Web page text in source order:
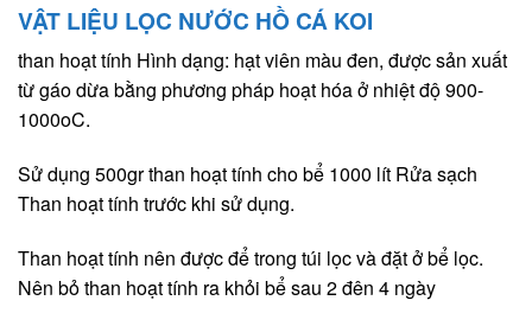
VẬT LIỆU LỌC NƯỚC HỒ CÁ KOI
than hoạt tính Hình dạng: hạt viên màu đen, được sản xuất
từ gáo dừa bằng phương pháp hoạt hóa ở nhiệt độ 900-
1000oC.
Sử dụng 500gr than hoạt tính cho bể 1000 lít Rửa sạch
Than hoạt tính trước khi sử dụng.
Than hoạt tính nên được để trong túi lọc và đặt ở bể lọc.
Nên bỏ than hoạt tính ra khỏi bể sau 2 đên 4 ngày